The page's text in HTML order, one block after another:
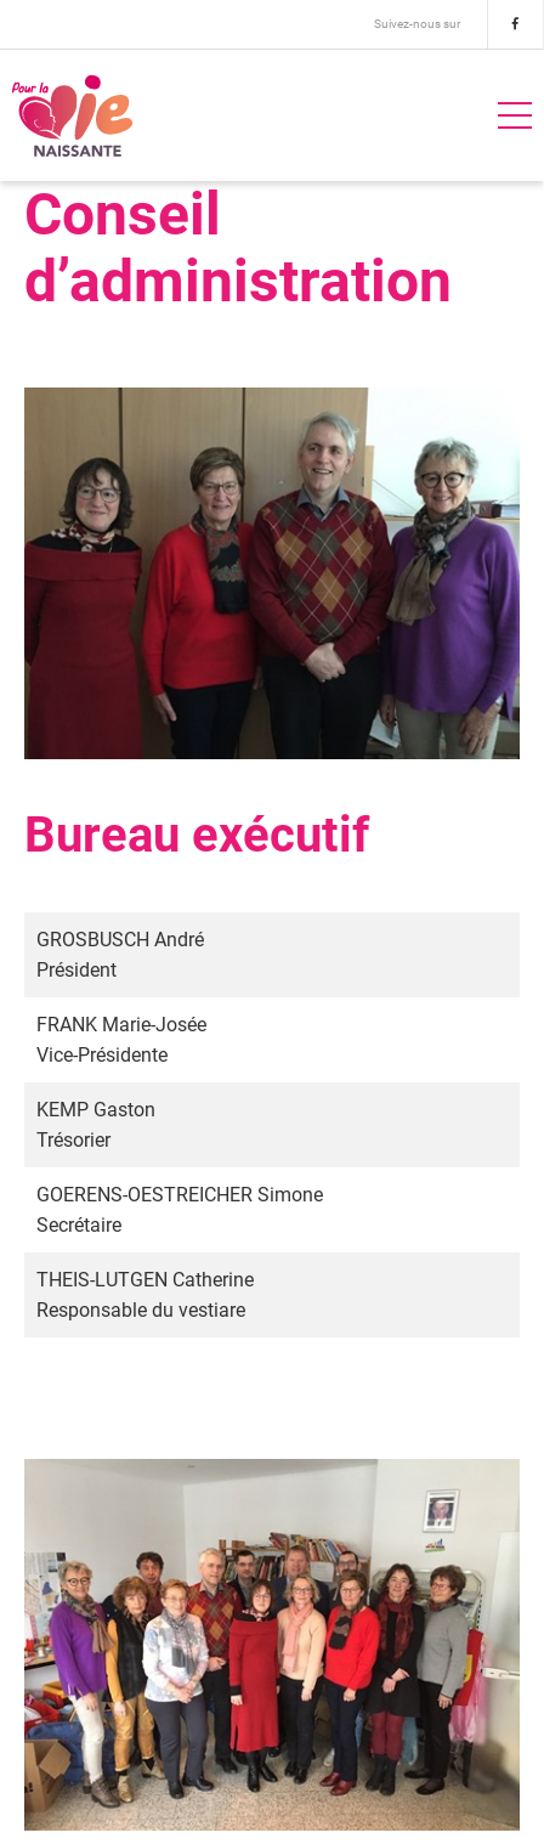
Suivez-nous sur
Conseil
d’administration
Bureau exécutif
GROSBUSCH André
Président
FRANK Marie-Josée
Vice-Présidente
KEMP Gaston
Trésorier
GOERENS-OESTREICHER Simone
Secrétaire
THEIS-LUTGEN Catherine
Responsable du vestiare